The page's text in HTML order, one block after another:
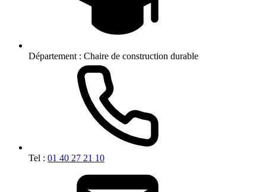
Département : Chaire de construction durable
Tel : 01 40 27 21 10